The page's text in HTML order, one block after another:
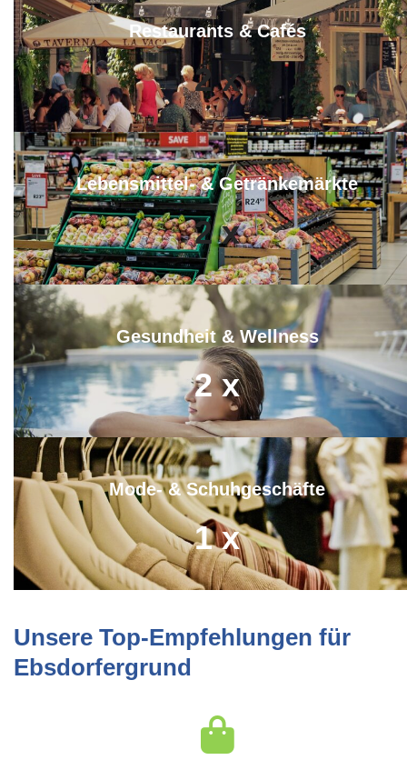
Restaurants & Cafés
2 x
Lebensmittel- & Getränkemärkte
2 x
Gesundheit & Wellness
2 x
Mode- & Schuhgeschäfte
1 x
Unsere Top-Empfehlungen für
Ebsdorfergrund